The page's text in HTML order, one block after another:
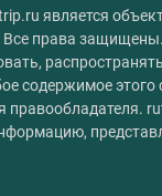
является
права
содержимое этого
правообладателя.